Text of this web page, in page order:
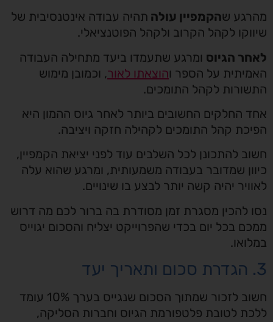
מהרגע שהקמפיין עולה תהיה עבודה אינטנסיבית של
שיווקו לקהל הקרוב ולקהל הפוטנציאלי.
לאחר הגיוס ומרגע שתעמדו ביעד מתחילה העבודה
האמיתית על הספר והוצאתו לאור, וכמובן מימוש
התשורות לקהל התומכים.
אחד החלקים החשובים ביותר לאחר גיוס ההמון היא
הפיכת קהל התומכים לקהילה חזקה ויציבה.
חשוב להתכונן לכל השלבים עוד לפני יציאת הקמפיין,
כיוון שמדובר בעבודה משמעותית, ומרגע שהוא עלה
לאוויר יהיה קשה יותר לבצע בו שינויים.
נסו להכין מסגרת זמן מסודרת בה ברור לכם מה דרוש
ממכם בכל יום בכדי שהפרוייקט יצליח והסכום יגוייס
במלואו.
3. הגדרת סכום ותאריך יעד
חשוב לזכור שמתוך הסכום שנגייס בערך 10% עומד
ללכת לטובת פלטפורמת הגיוס וחברות הסליקה,